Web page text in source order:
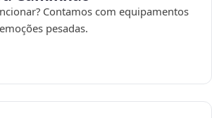
Contamos com equipamentos
pesadas.